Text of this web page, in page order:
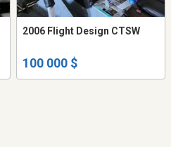
2006 Flight Design CTSW
100 000 $